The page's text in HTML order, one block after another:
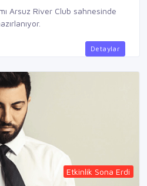
Arsuz River Club sahnesinde
Detaylar
Etkinlik Sona Erdi